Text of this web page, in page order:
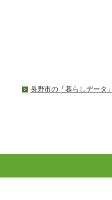
長野市の「暮らしデータ